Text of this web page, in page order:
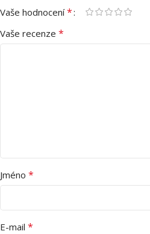
Vaše hodnocení*
Vaše recenze *
Jméno *
E-mail *